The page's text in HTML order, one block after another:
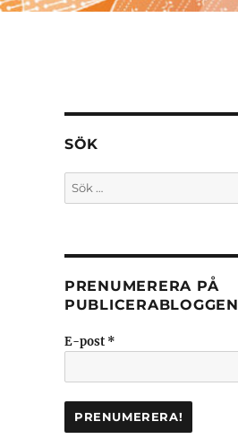
SÖK
Sök
efter:
PRENUMERERA PÅ
PUBLICERABLOGGEN
E-post *